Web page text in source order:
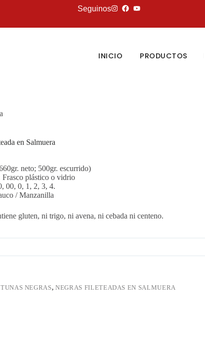
Seguinos
INICIO PRODUCTOS
en Salmuera
neto; 500gr. escurrido)
Frasco plástico o vidrio
00, 0, 1, 2, 3, 4.
/ Manzanilla
gluten, ni trigo, ni avena, ni cebada ni centeno.
NEGRAS,NEGRAS FILETEADAS EN SALMUERA